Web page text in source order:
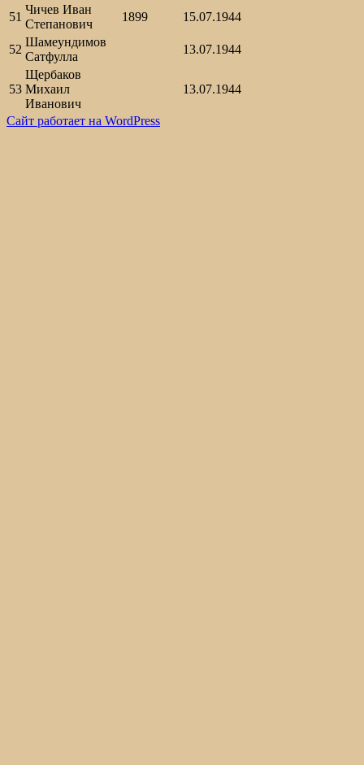
51
Чичев Иван
Степанович
1899 15.07.1944
52
Шамеундимов
Сатфулла
13.07.1944
53
Щербаков
Михаил
Иванович
13.07.1944
Сайт работает на WordPress